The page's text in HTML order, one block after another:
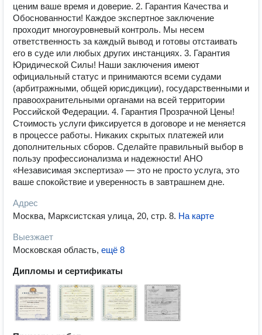
ценим ваше время и доверие. 2. Гарантия Качества и
Обоснованности! Каждое экспертное заключение
проходит многоуровневый контроль. Мы несем
ответственность за каждый вывод и готовы отстаивать
его в суде или любых других инстанциях. 3. Гарантия
Юридической Силы! Наши заключения имеют
официальный статус и принимаются всеми судами
(арбитражными, общей юрисдикции), государственными и
правоохранительными органами на всей территории
Российской Федерации. 4. Гарантия Прозрачной Цены!
Стоимость услуги фиксируется в договоре и не меняется
в процессе работы. Никаких скрытых платежей или
дополнительных сборов. Сделайте правильный выбор в
пользу профессионализма и надежности! АНО
«Независимая экспертиза» — это не просто услуга, это
ваше спокойствие и уверенность в завтрашнем дне.
Адрес
Москва, Марксистская улица, 20, стр. 8. На карте
Выезжает
Московская область, ещё 8
Дипломы и сертификаты